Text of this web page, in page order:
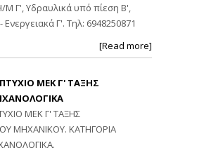
Μ Γ', Υδραυλικά υπό πίεση Β',
Ενεργειακά Γ'. Τηλ: 6948250871
[Read more]
ΠΤΥΧΙΟ ΜΕΚ Γ' ΤΑΞΗΣ
ΜΕΚ Γ' ΤΑΞΗΣ
ΜΗΧΑΝΙΚΟΥ. ΚΑΤΗΓΟΡΙΑ